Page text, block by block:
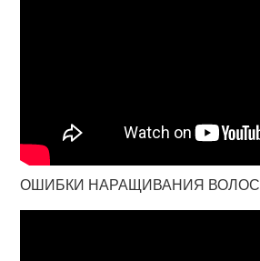
ОШИБКИ НАРАЩИВАНИЯ ВОЛОС